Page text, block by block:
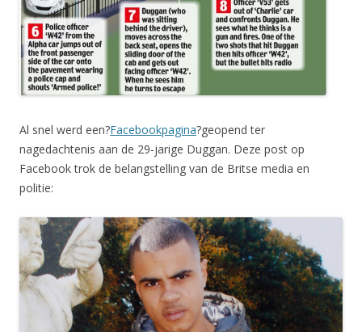
Al snel werd een?Facebookpagina?geopend ter
nagedachtenis aan de 29-jarige Duggan. Deze post op
Facebook trok de belangstelling van de Britse media en
politie: